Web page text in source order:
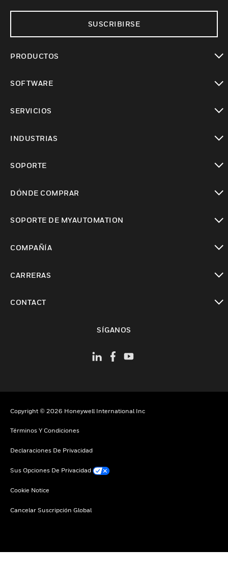
SUSCRIBIRSE
PRODUCTOS
SOFTWARE
SERVICIOS
INDUSTRIAS
SOPORTE
DÓNDE COMPRAR
SOPORTE DE MYAUTOMATION
COMPAÑÍA
CARRERAS
CONTACT
SÍGANOS
Copyright © 2026 Honeywell International Inc
Términos Y Condiciones
Declaraciones De Privacidad
Sus Opciones De Privacidad
Cookie Notice
Cancelar Suscripción Global